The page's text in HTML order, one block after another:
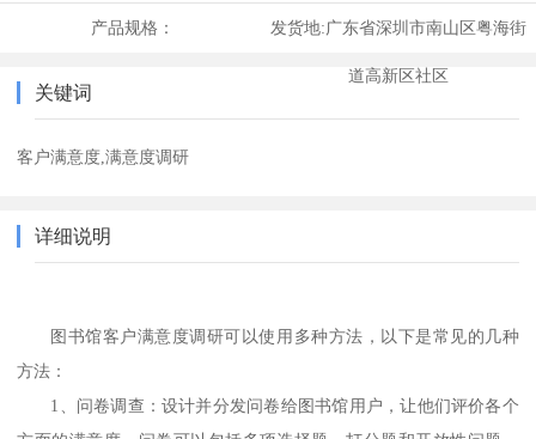
产品规格： 发货地:广东省深圳市南山区粤海街
道高新区社区
关键词
客户满意度,满意度调研
详细说明
图书馆客户满意度调研可以使用多种方法，以下是常见的几种
方法：
1、 问卷调查：设计并分发问卷给图书馆用户，让他们评价各个